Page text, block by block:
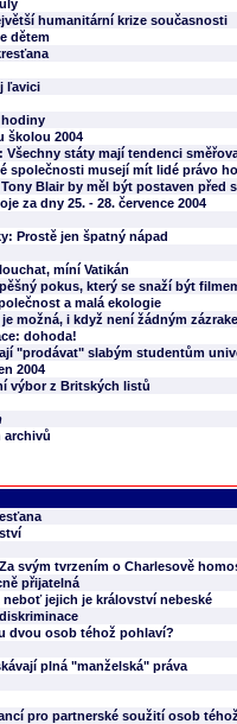
humanitární krize současnosti
dětem
ľavici
hodiny
školou 2004
Všechny státy mají tendenci
společnosti musejí mít lidé právo
Blair by měl být postaven před
za dny 25. - 28. července 2004
Prostě jen špatný nápad
míní Vatikán
pokus, který se snaží být
a malá ekologie
možná, i když není žádným
dohoda!
"prodávat" slabým studentům
2004
výbor z Britských listů
archivů
svým tvrzením o Charlesově
přijatelná
jejich je království nebeské
dvou osob téhož pohlaví?
plná "manželská" práva
pro partnerské soužití osob